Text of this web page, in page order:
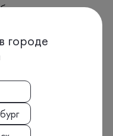
астма,
аллергоз). Для
реакций на манго.
№804н:
городе